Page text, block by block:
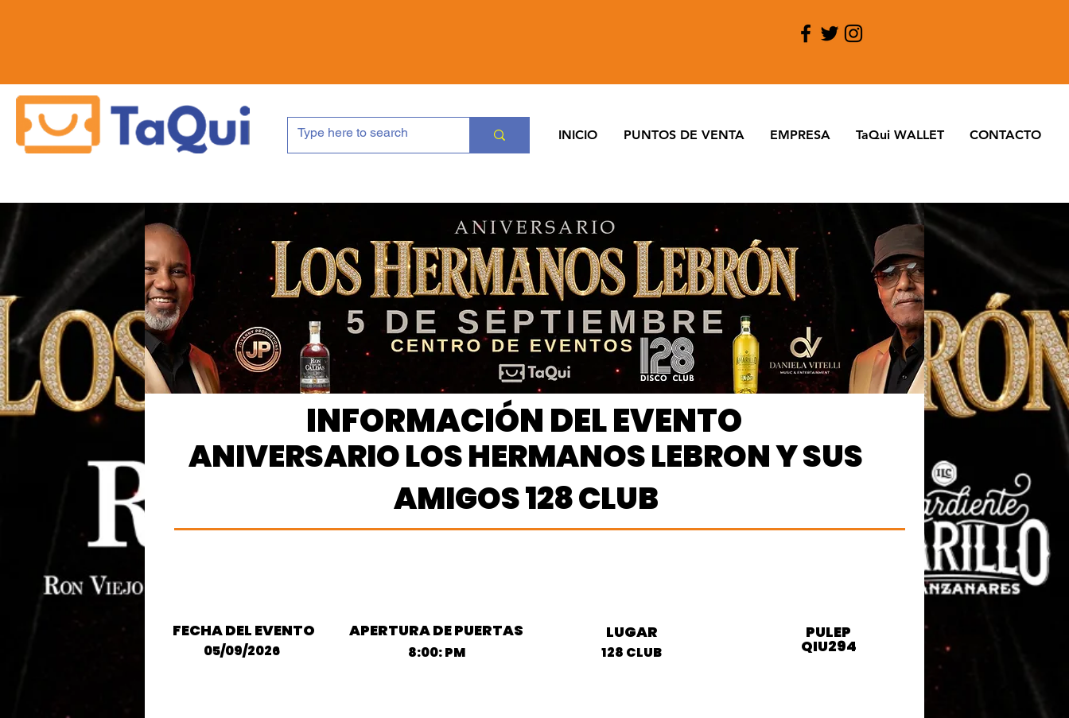
INICIO PUNTOS DE VENTA EMPRESA TaQui WALLET CONTACTO
INFORMACIÓN DEL EVENTO
ANIVERSARIO LOS HERMANOS LEBRON Y SUS
AMIGOS 128 CLUB
FECHA DEL EVENTO
05/09/2026
APERTURA DE PUERTAS
8:00: PM
LUGAR
128 CLUB
PULEP
QIU294